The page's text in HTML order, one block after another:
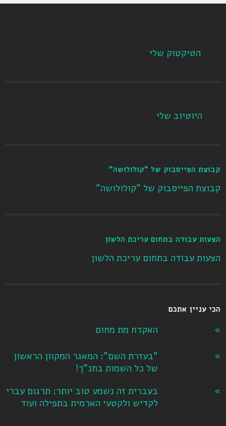
הטיקטוק שלי
היוטיוב שלי
קבוצת הפייסבוק של "קולולושה"
קבוצת הפייסבוק של "קולולושה"
הצעות עבודה בתחום עריכת הלשון
הצעות עבודה בתחום עריכת הלשון
הכי עניין אתכם
האקדח מת מחום
"בעזרת השם": המאגר המקוון הראשון
של כל השמות בתנ"ך!
בעברית זה נשמע טוב יותר: תרגום עברי
לקדיש ולקטעי הארמית בתפילה ועוד